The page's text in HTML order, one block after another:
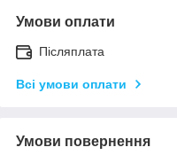
Умови оплати
Післяплата
Всі умови оплати
Умови повернення